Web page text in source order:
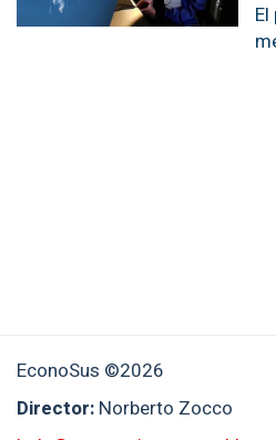
EconoSus ©2026
Director: Norberto Zocco